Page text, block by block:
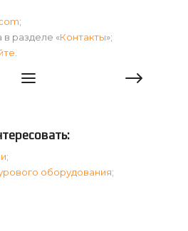
;
разделе «Контакты»;
;
оборудования;